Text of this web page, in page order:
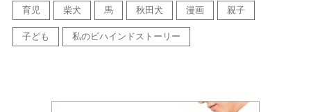
育児 柴犬 馬 秋田犬 漫画 親子
子ども 私のビハインドストーリー